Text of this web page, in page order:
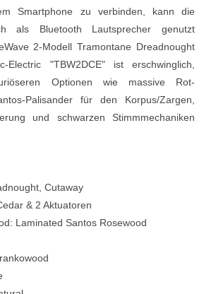
Smartphone zu verbinden, kann die
als Bluetooth Lautsprecher genutzt
2-Modell Tramontane Dreadnought
Electric "TBW2DCE" ist erschwinglich,
Optionen wie massive Rot-
Palisander für den Korpus/Zargen,
und schwarzen Stimmmechaniken
Cutaway
& 2 Aktuatoren
Laminated Santos Rosewood